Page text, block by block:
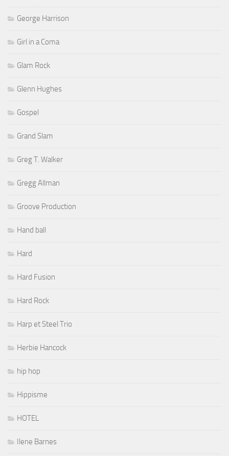
George Harrison
Girl in a Coma
Glam Rock
Glenn Hughes
Gospel
Grand Slam
Greg T. Walker
Gregg Allman
Groove Production
Hand ball
Hard
Hard Fusion
Hard Rock
Harp et Steel Trio
Herbie Hancock
hip hop
Hippisme
HOTEL
Ilene Barnes